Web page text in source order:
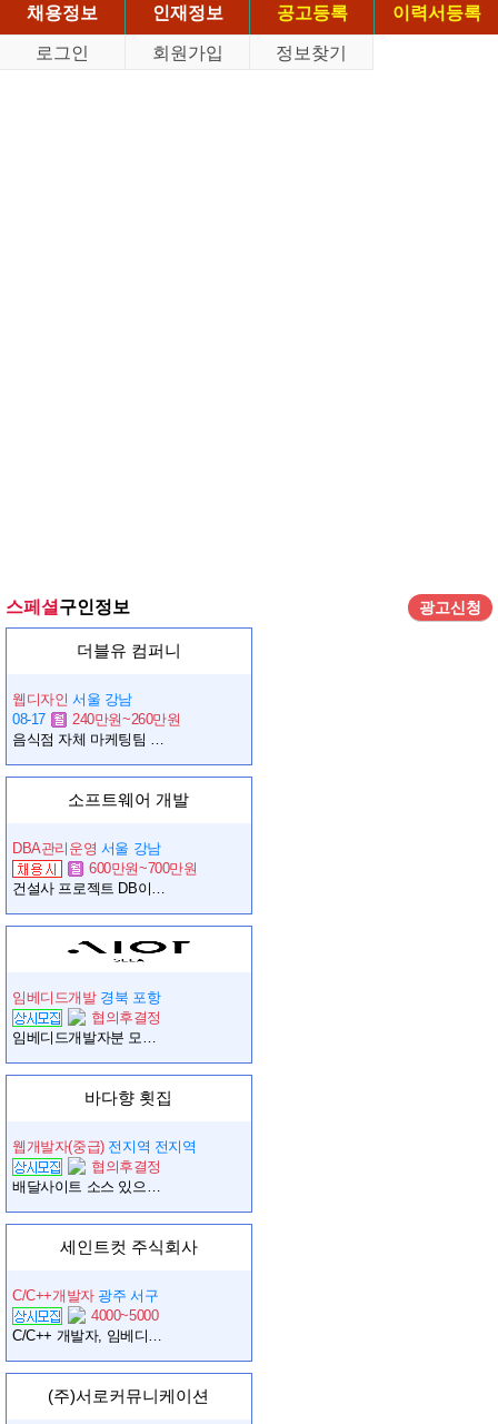
채용정보
인재정보 공고등록
이력서등록
로그인
회원가입 정보찾기
스페셜 구인정보 광고신청
더블유 컴퍼니
웹디자인 서울 강남
08-17
240만원~260만원
음식점 자체 마케팅팀 영상편집 웹디자이너 구합니다.
소프트웨어 개발
DBA관리운영 서울 강남
600만원~700만원
건설사 프로젝트 DB이관 프로젝트
임베디드개발 경북 포항
협의후결정
임베디드개발자분 모집합니다
바다향 횟집
웹개발자(중급) 전지역 전지역
협의후결정
배달사이트 소스 있으신분이나 현재의 쇼핑몰(몰인몰)에서 배달 기능 작업해주실분.. (홈페이지 수정,추가작업및 위치기반, 라이더어플등)
세인트컷 주식회사
C/C++개발자 광주 서구
4000~5000
C/C++ 개발자, 임베디드 S/W 개발자 모집합니다
(주)서로커뮤니케이션